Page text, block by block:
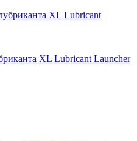
XL Lubricant Launcher